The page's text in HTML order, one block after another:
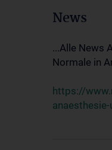
News
...Alle News
Normale in
https://